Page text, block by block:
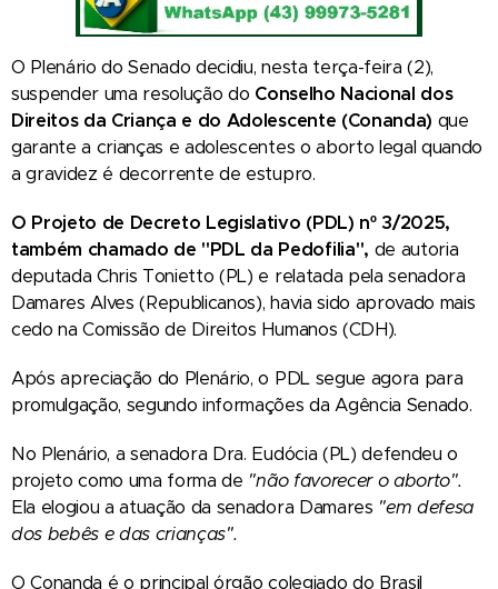
O Plenário do Senado decidiu, nesta terça-feira (2),
suspender uma resolução do Conselho Nacional dos
Direitos da Criança e do Adolescente (Conanda) que
garante a crianças e adolescentes o aborto legal quando
a gravidez é decorrente de estupro.
O Projeto de Decreto Legislativo (PDL) nº 3/2025,
também chamado de "PDL da Pedofilia", de autoria
deputada Chris Tonietto (PL) e relatada pela senadora
Damares Alves (Republicanos), havia sido aprovado mais
cedo na Comissão de Direitos Humanos (CDH).
Após apreciação do Plenário, o PDL segue agora para
promulgação, segundo informações da Agência Senado.
No Plenário, a senadora Dra. Eudócia (PL) defendeu o
projeto como uma forma de "não favorecer o aborto".
Ela elogiou a atuação da senadora Damares "em defesa
dos bebês e das crianças".
O Conanda é o principal órgão colegiado do Brasil